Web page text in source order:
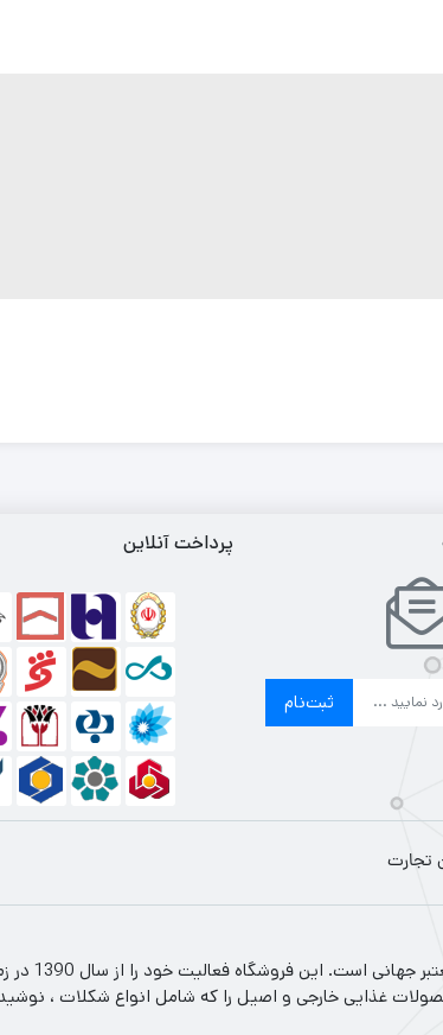
ثبت‌نام
پرداخت آنلاین
تجارت
اعیان
غذایی خارجی و اصیل را که شامل انواع شکلات ،